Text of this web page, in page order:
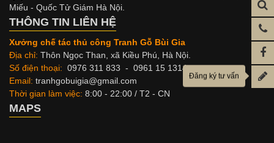
Miếu - Quốc Tử Giám Hà Nội.
THÔNG TIN LIÊN HỆ
Xưởng chế tác thủ công Tranh Gỗ Bùi Gia
Địa chỉ: Thôn Ngọc Than, xã Kiều Phú, Hà Nội.
Số điện thoại: 0976 311 833 - 0961 15 1314
Email: tranhgobuigia@gmail.com
Thời gian làm việc: 8:00 - 22:00 / T2 - CN
MAPS
Đăng ký tư vấn